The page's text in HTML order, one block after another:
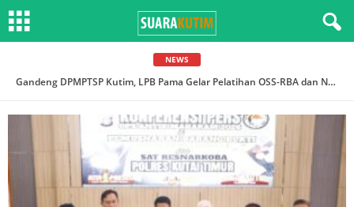
NEWS
Polres Kutim Musnahkan Narkotika Sabu Senilai Rp1,3 MiliarGandeng DPMPTSP Kutim, LPB Pama Gelar Pelatihan OSS-RBA dan NIB Bagi UMKM Mitra